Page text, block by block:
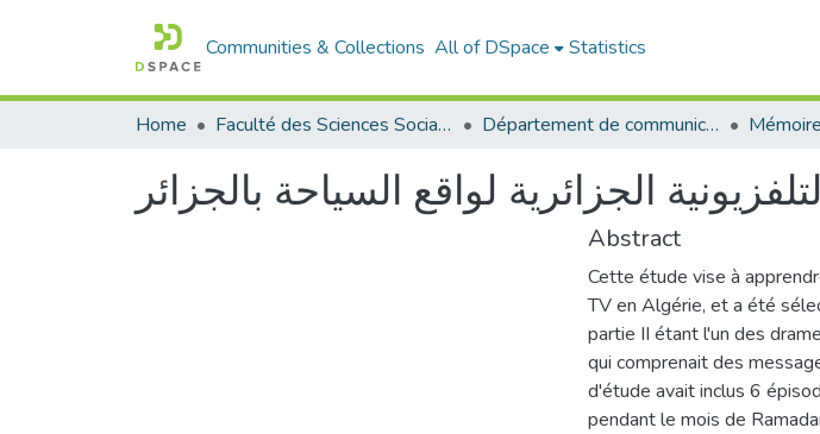
Communities & Collections All of DSpace Statistics
Home Faculté des Sciences Sociales Département de communication
الجزائرية لواقع السياحة بالجزائر
Abstract
Cette étude vise à
TV en Algérie, et a été
partie II étant l'un des
qui comprenait des
d'étude avait inclus 6
pendant le mois de